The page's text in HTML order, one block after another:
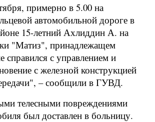
примерно в 5.00 на
автомобильной дороге в
15-летний Ахлиддин А. на
"Матиз", принадлежащем
справился с управлением и
с железной конструкцией
– сообщили в ГУВД.
телесными повреждениями
был доставлен в больницу.